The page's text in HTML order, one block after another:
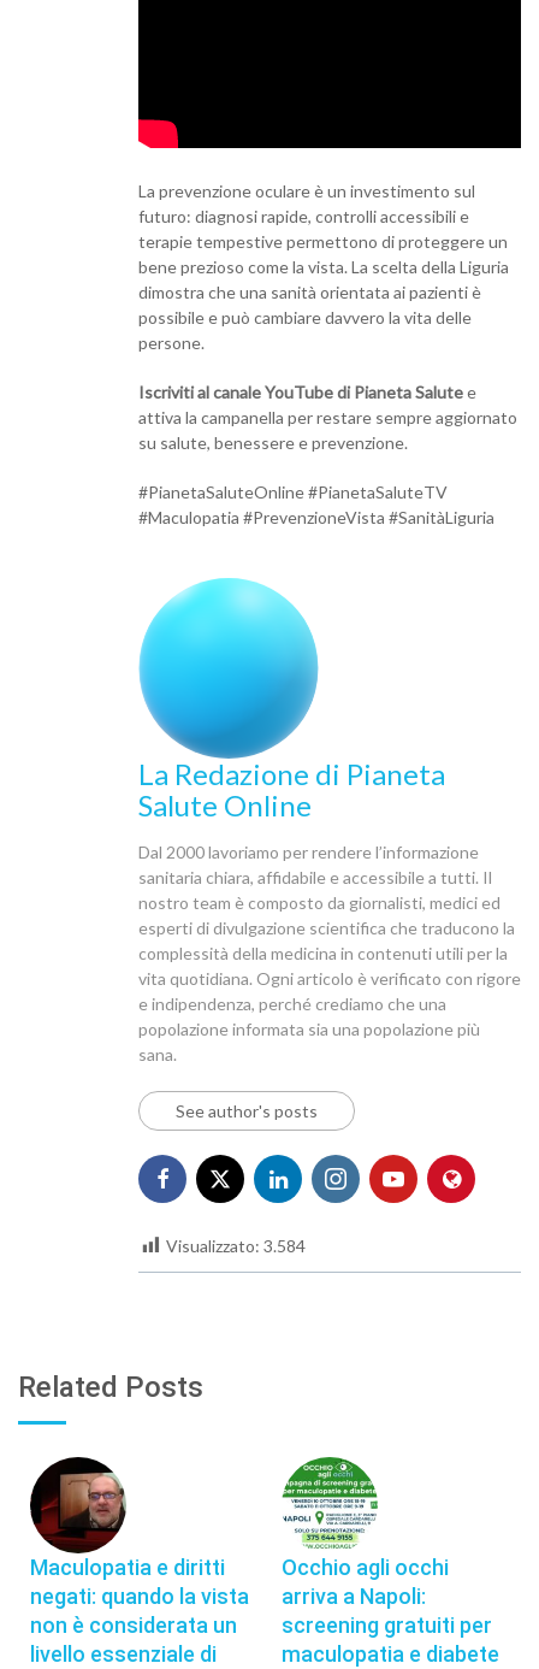
La prevenzione oculare è un investimento sul
futuro: diagnosi rapide, controlli accessibili e
terapie tempestive permettono di proteggere un
bene prezioso come la vista. La scelta della Liguria
dimostra che una sanità orientata ai pazienti è
possibile e può cambiare davvero la vita delle
persone.
Iscriviti al canale YouTube di Pianeta Salutee
attiva la campanella per restare sempre aggiornato
su salute, benessere e prevenzione.
#PianetaSaluteOnline #PianetaSaluteTV
#Maculopatia #PrevenzioneVista #SanitàLiguria
La Redazione di Pianeta
Salute Online
Dal 2000 lavoriamo per rendere l’informazione
sanitaria chiara, affidabile e accessibile a tutti. Il
nostro team è composto da giornalisti, medici ed
esperti di divulgazione scientifica che traducono la
complessità della medicina in contenuti utili per la
vita quotidiana. Ogni articolo è verificato con rigore
e indipendenza, perché crediamo che una
popolazione informata sia una popolazione più
sana.
See author's posts
Visualizzato: 3.584
Related Posts
Maculopatia e diritti
negati: quando la vista
non è considerata un
livello essenziale di
Occhio agli occhi
arriva a Napoli:
screening gratuiti per
maculopatia e diabete